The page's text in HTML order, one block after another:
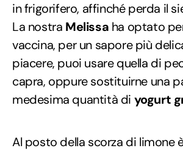
in frigorifero, affinché perda il
La nostra Melissa ha optato
vaccina, per un sapore più
piacere, puoi usare quella di
capra, oppure sostituirne una
medesima quantità di yogurt
Al posto della scorza di limone